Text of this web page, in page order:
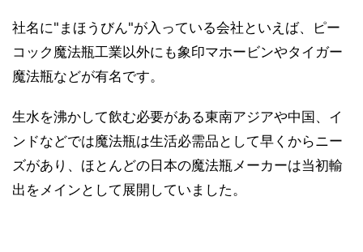
社名に"まほうびん"が入っている会社といえば、ピー
コック魔法瓶工業以外にも象印マホービンやタイガー
魔法瓶などが有名です。
生水を沸かして飲む必要がある東南アジアや中国、イ
ンドなどでは魔法瓶は生活必需品として早くからニー
ズがあり、ほとんどの日本の魔法瓶メーカーは当初輸
出をメインとして展開していました。